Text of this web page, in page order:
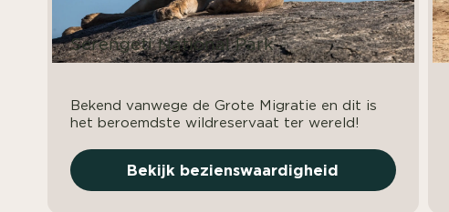
Serengeti National Park
Bekend vanwege de Grote Migratie en dit is
het beroemdste wildreservaat ter wereld!
Bekijk bezienswaardigheid